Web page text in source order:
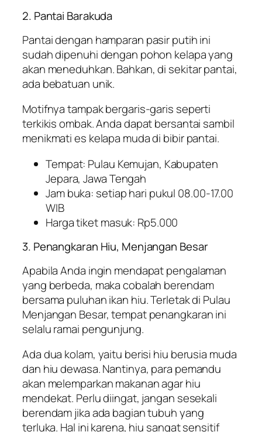
2. Pantai Barakuda
Pantai dengan hamparan pasir putih ini
sudah dipenuhi dengan pohon kelapa yang
akan meneduhkan. Bahkan, di sekitar pantai,
ada bebatuan unik.
Motifnya tampak bergaris-garis seperti
terkikis ombak. Anda dapat bersantai sambil
menikmati es kelapa muda di bibir pantai.
Tempat: Pulau Kemujan, Kabupaten
Jepara, Jawa Tengah
Jam buka: setiap hari pukul 08.00-17.00
WIB
Harga tiket masuk: Rp5.000
3. Penangkaran Hiu, Menjangan Besar
Apabila Anda ingin mendapat pengalaman
yang berbeda, maka cobalah berendam
bersama puluhan ikan hiu. Terletak di Pulau
Menjangan Besar, tempat penangkaran ini
selalu ramai pengunjung.
Ada dua kolam, yaitu berisi hiu berusia muda
dan hiu dewasa. Nantinya, para pemandu
akan melemparkan makanan agar hiu
mendekat. Perlu diingat, jangan sesekali
berendam jika ada bagian tubuh yang
terluka. Hal ini karena, hiu sangat sensitif